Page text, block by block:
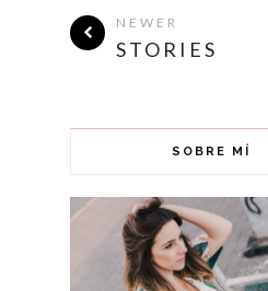
NEWER
STORIES
SOBRE MÍ